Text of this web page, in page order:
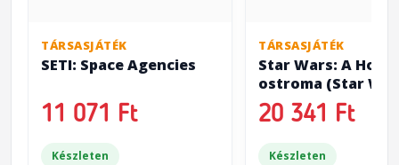
TÁRSASJÁTÉK
SETI: Space Agencies
11 071 Ft
Készleten
TÁRSASJÁTÉK
Star Wars: A Hoth
ostroma (Star
Battle of Hoth)
20 341 Ft
Készleten